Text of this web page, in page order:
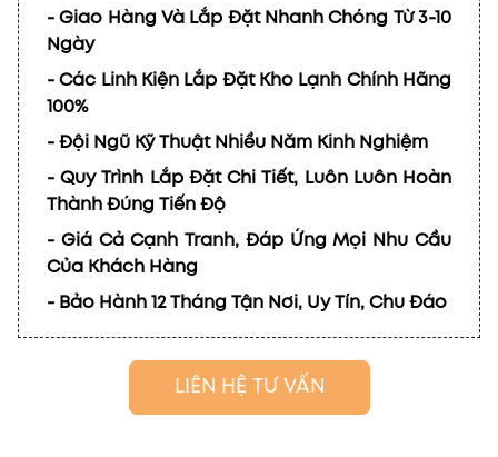
- Giao Hàng Và Lắp Đặt Nhanh Chóng Từ 3-10
Ngày
- Các Linh Kiện Lắp Đặt Kho Lạnh Chính Hãng
100%
- Đội Ngũ Kỹ Thuật Nhiều Năm Kinh Nghiệm
- Quy Trình Lắp Đặt Chi Tiết, Luôn Luôn Hoàn
Thành Đúng Tiến Độ
- Giá Cả Cạnh Tranh, Đáp Ứng Mọi Nhu Cầu
Của Khách Hàng
- Bảo Hành 12 Tháng Tận Nơi, Uy Tín, Chu Đáo
LIÊN HỆ TƯ VẤN